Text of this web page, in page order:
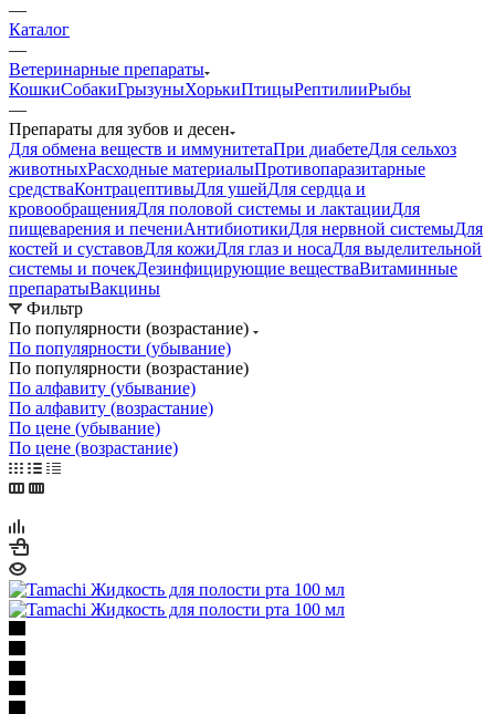
—
Каталог
—
Ветеринарные препараты
КошкиСобакиГрызуныХорькиПтицыРептилииРыбы
—
Препараты для зубов и десен
Для обмена веществ и иммунитетаПри диабетеДля сельхоз
животныхРасходные материалыПротивопаразитарные
средстваКонтрацептивыДля ушейДля сердца и
кровообращенияДля половой системы и лактацииДля
пищеварения и печениАнтибиотикиДля нервной системыДля
костей и суставовДля кожиДля глаз и носаДля выделительной
системы и почекДезинфицирующие веществаВитаминные
препаратыВакцины
Фильтр
По популярности (возрастание)
По популярности (убывание)
По популярности (возрастание)
По алфавиту (убывание)
По алфавиту (возрастание)
По цене (убывание)
По цене (возрастание)